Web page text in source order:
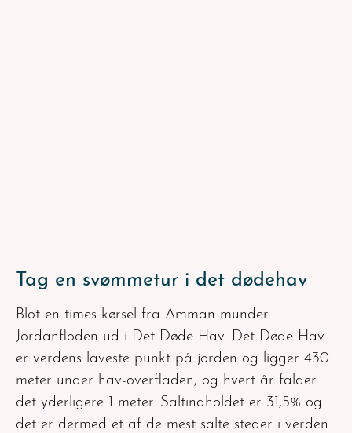
Tag en svømmetur i det dødehav
Blot en times kørsel fra Amman munder
Jordanfloden ud i Det Døde Hav. Det Døde Hav
er verdens laveste punkt på jorden og ligger 430
meter under hav-overfladen, og hvert år falder
det yderligere 1 meter. Saltindholdet er 31,5% og
det er dermed et af de mest salte steder i verden.